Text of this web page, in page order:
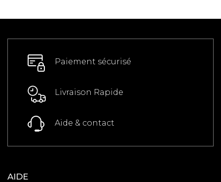
Paiement sécurisé
Livraison Rapide
Aide & contact
AIDE